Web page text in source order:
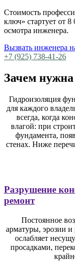
Стоимость
ключ» стартует от 8
осмотра инженера.
Вызвать инженера
+7 (925) 738-41-26
Зачем
Гидроизоляция
для каждого
всегда, когда
влагой: при
фундамента,
стенах. Ниже
Разрушение
ремонт
Постоянное
арматуры, эрозии и
ослабляет
просадками,